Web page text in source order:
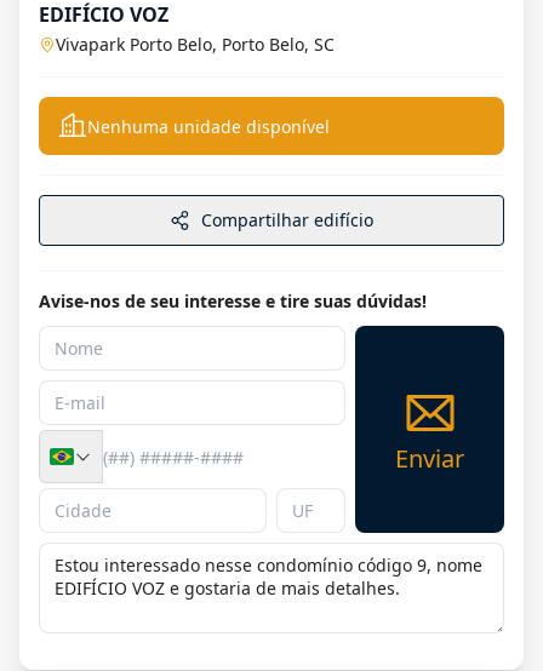
EDIFÍCIO VOZ
Vivapark Porto Belo, Porto Belo, SC
Nenhuma unidade disponível
Compartilhar edifício
Avise-nos de seu interesse e tire suas dúvidas!
Enviar